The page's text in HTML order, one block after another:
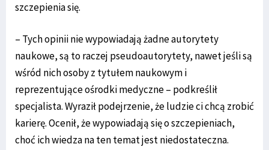
szczepienia się.
– Tych opinii nie wypowiadają żadne autorytety
naukowe, są to raczej pseudoautorytety, nawet jeśli są
wśród nich osoby z tytułem naukowym i
reprezentujące ośrodki medyczne – podkreślił
specjalista. Wyraził podejrzenie, że ludzie ci chcą zrobić
karierę. Ocenił, że wypowiadają się o szczepieniach,
choć ich wiedza na ten temat jest niedostateczna.